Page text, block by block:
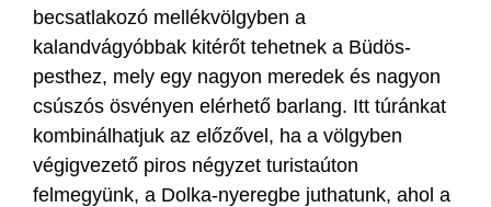
becsatlakozó mellékvölgyben a
kalandvágyóbbak kitérőt tehetnek a Büdös-
pesthez, mely egy nagyon meredek és nagyon
csúszós ösvényen elérhető barlang. Itt túránkat
kombinálhatjuk az előzővel, ha a völgyben
végigvezető piros négyzet turistaúton
felmegyünk, a Dolka-nyeregbe juthatunk, ahol a